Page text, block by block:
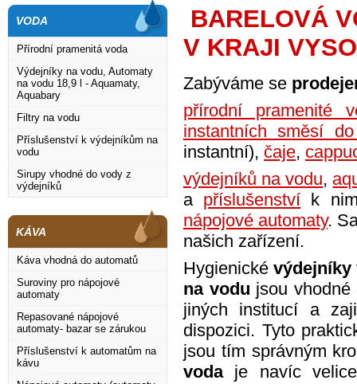
BARELOVÁ
V KRAJI
Zabýváme se
přírodní pramenité
instantních směsí
instantní), čaje,
výdejníků na vodu,
a příslušenství k
nápojové automaty.
našich zařízení.
Hygienické výdejníky
na vodu jsou
jiných institucí a
dispozici. Tyto
jsou tím správným
vodaje navíc velice
VODA
Přírodní pramenitá voda
Výdejníky na vodu, Automaty
na vodu 18,9 l - Aquamaty,
Aquabary
Filtry na vodu
Příslušenství k výdejníkům na
vodu
Sirupy vhodné do vody z
výdejníků
KÁVA
Káva vhodná do automatů
Suroviny pro nápojové
automaty
Repasované nápojové
automaty- bazar se zárukou
Příslušenství k automatům na
kávu